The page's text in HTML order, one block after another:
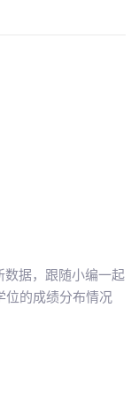
据，跟随小编一起
位的成绩分布情况